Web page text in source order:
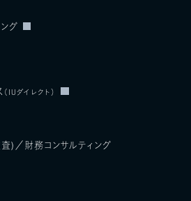
グ
（IUダイレクト）
査)／ 財務コンサルティング